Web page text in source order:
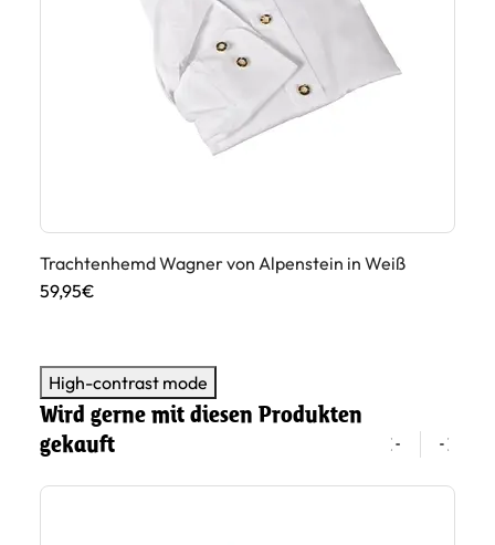
Trachtenhemd Wagner von Alpenstein in Weiß
59,95€
High-contrast mode
Wird gerne mit diesen Produkten
gekauft